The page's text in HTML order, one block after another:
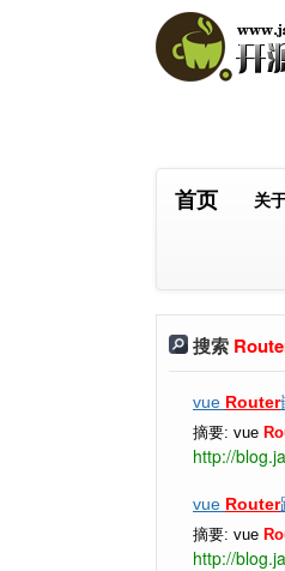
首页 关
搜索
vue Router
摘要: vue
http://
vue Router
摘要: vue
http://